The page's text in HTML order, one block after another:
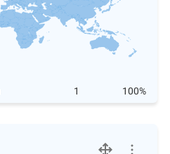
1 100%